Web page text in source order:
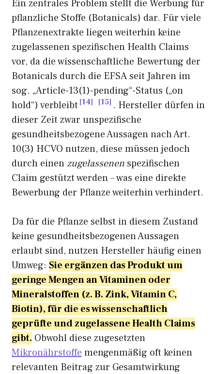
Ein zentrales Problem stellt die Werbung für
pflanzliche Stoffe (Botanicals) dar. Für viele
Pflanzenextrakte liegen weiterhin keine
zugelassenen spezifischen Health Claims
vor, da die wissenschaftliche Bewertung der
Botanicals durch die EFSA seit Jahren im
sog. „Article-13(1)-pending“-Status („on
hold“) verbleibt 14 15 . Hersteller dürfen in
dieser Zeit zwar unspezifische
gesundheitsbezogene Aussagen nach Art.
10(3) HCVO nutzen, diese müssen jedoch
durch einen zugelassenen spezifischen
Claim gestützt werden – was eine direkte
Bewerbung der Pflanze weiterhin verhindert.
Da für die Pflanze selbst in diesem Zustand
keine gesundheitsbezogenen Aussagen
erlaubt sind, nutzen Hersteller häufig einen
Umweg: Sie ergänzen das Produkt um
geringe Mengen an Vitaminen oder
Mineralstoffen (z. B. Zink, Vitamin C,
Biotin), für die es wissenschaftlich
geprüfte und zugelassene Health Claims
gibt. Obwohl diese zugesetzten
Mikronährstoffe mengenmäßig oft keinen
relevanten Beitrag zur Gesamtwirkung